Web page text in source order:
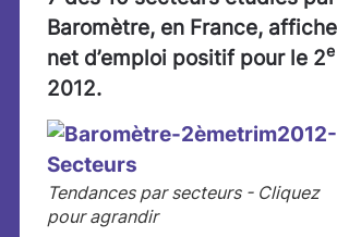
Baromètre, en France,
net d’emploi positif pour le 2e
2012.
Tendances par secteurs - Cliquez
pour agrandir